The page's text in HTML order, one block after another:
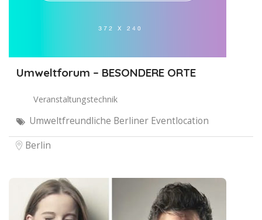
Umweltforum – BESONDERE ORTE
Veranstaltungstechnik
Umweltfreundliche Berliner Eventlocation
Berlin